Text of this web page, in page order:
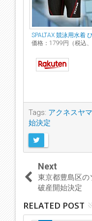
SPALTAX 競泳用水着
価格：1799円（税込
Tags: アクネスヤ
始決定
Next
東京都豊島区の
破産開始決定
RELATED POST